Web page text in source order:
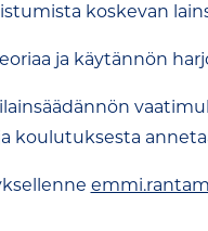
koskevan
ja käytännön
koulutuksesta